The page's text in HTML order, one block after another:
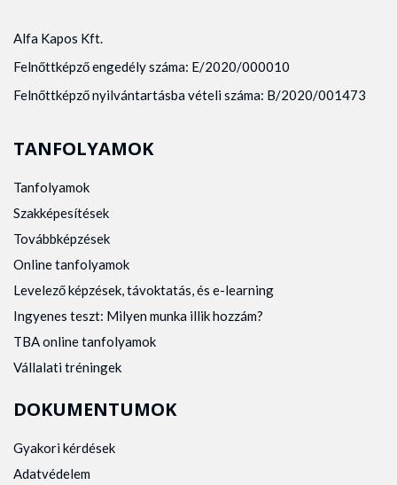
Alfa Kapos Kft.
Felnőttképző engedély száma: E/2020/000010
Felnőttképző nyilvántartásba vételi száma: B/2020/001473
TANFOLYAMOK
Tanfolyamok
Szakképesítések
Továbbképzések
Online tanfolyamok
Levelező képzések, távoktatás, és e-learning
Ingyenes teszt: Milyen munka illik hozzám?
TBA online tanfolyamok
Vállalati tréningek
DOKUMENTUMOK
Gyakori kérdések
Adatvédelem